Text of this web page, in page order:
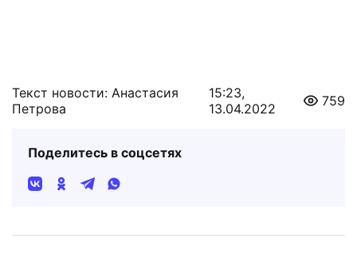
Текст новости: Анастасия
Петрова
15:23,
13.04.2022
759
Поделитесь в соцсетях